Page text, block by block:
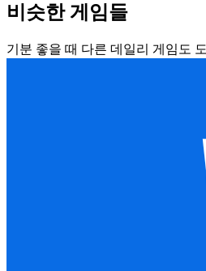
비슷한 게임들
기분 좋을 때 다른 데일리 게임도